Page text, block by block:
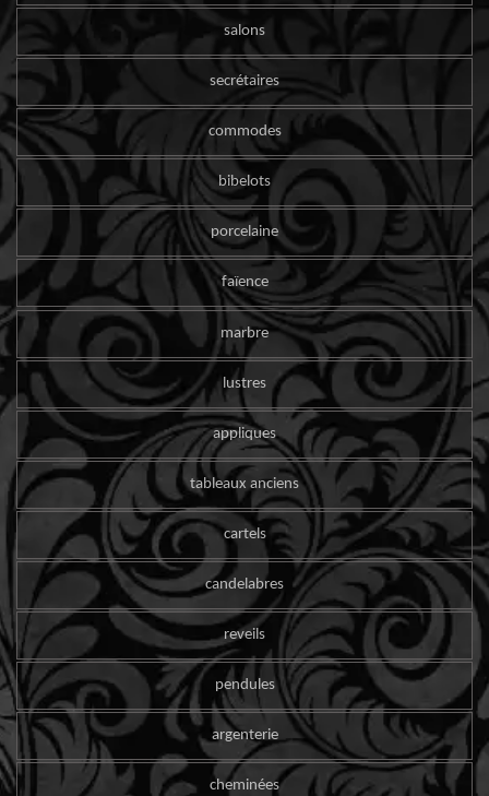
salons
secrétaires
commodes
bibelots
porcelaine
faïence
marbre
lustres
appliques
tableaux anciens
cartels
candelabres
reveils
pendules
argenterie
cheminées